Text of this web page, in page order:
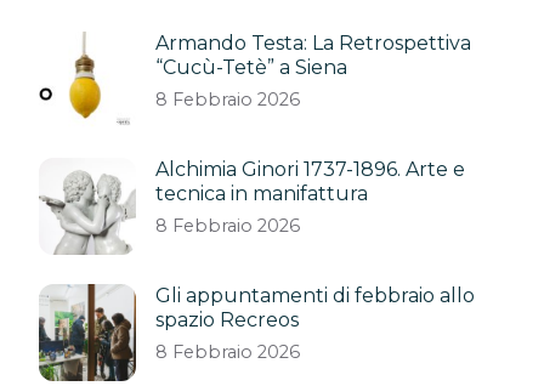
Armando Testa: La Retrospettiva
“Cucù-Tetè” a Siena
8 Febbraio 2026
Alchimia Ginori 1737-1896. Arte e
tecnica in manifattura
8 Febbraio 2026
Gli appuntamenti di febbraio allo
spazio Recreos
8 Febbraio 2026